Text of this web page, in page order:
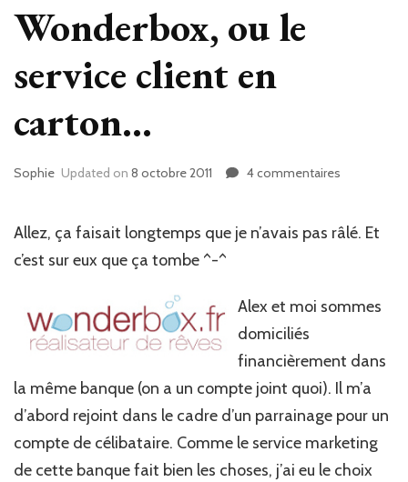
Wonderbox, ou le
service client en
carton…
Sophie Updated on 8 octobre 2011 4 commentaires
le
carton…
Allez, ça faisait longtemps que je n’avais pas râlé. Et
c’est sur eux que ça tombe ^-^
Alex et moi sommes
domiciliés
financièrement dans
la même banque (on a un compte joint quoi). Il m’a
d’abord rejoint dans le cadre d’un parrainage pour un
compte de célibataire. Comme le service marketing
de cette banque fait bien les choses, j’ai eu le choix